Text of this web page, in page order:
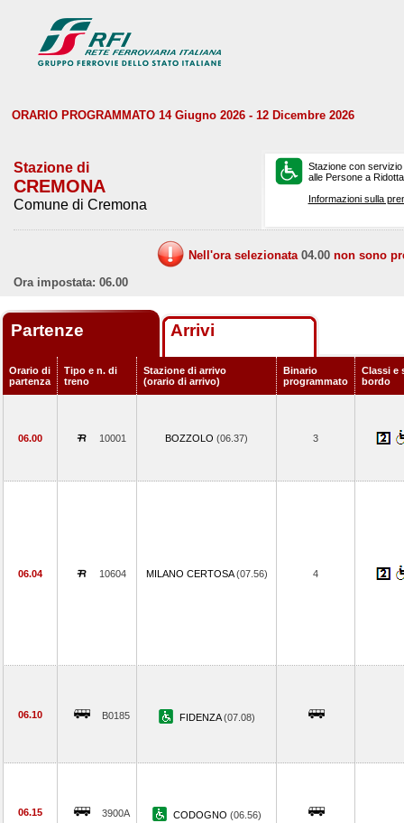
ORARIO PROGRAMMATO 14 Giugno 2026 - 12 Dicembre 2026
Stazione di
CREMONA
Comune di Cremona
Stazione con
alle Persone a
Informazioni sulla
Nell'ora selezionata 04.00 non sono
Ora impostata: 06.00
Partenze Arrivi
Orario di
partenza
Tipo e n. di
treno
Stazione di arrivo
(orario di arrivo)
Binario
programmato
Classi e
bordo
06.00 10001 BOZZOLO (06.37) 3
06.04 10604 MILANO CERTOSA(07.56) 4
06.10 B0185 FIDENZA(07.08)
06.15 3900A CODOGNO (06.56)